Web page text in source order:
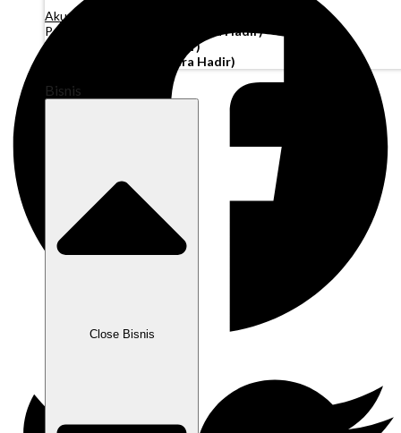
Akun Operasi
Pembiayaan Penagihan
(Segera Hadir)
Modal Kerja
(Segera Hadir)
(Segera Hadir)
Bisnis
Close Bisnis